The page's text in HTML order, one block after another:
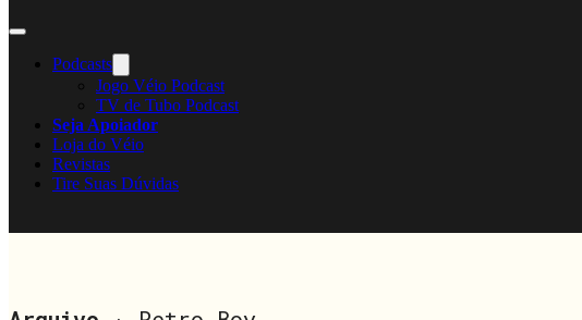
Podcasts
Jogo Véio Podcast
TV de Tubo Podcast
Seja Apoiador
Loja do Véio
Revistas
Tire Suas Dúvidas